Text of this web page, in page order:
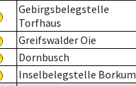
Gebirgsbelegstelle
Torfhaus
Greifswalder Oie
Dornbusch
Inselbelegstelle Borkum